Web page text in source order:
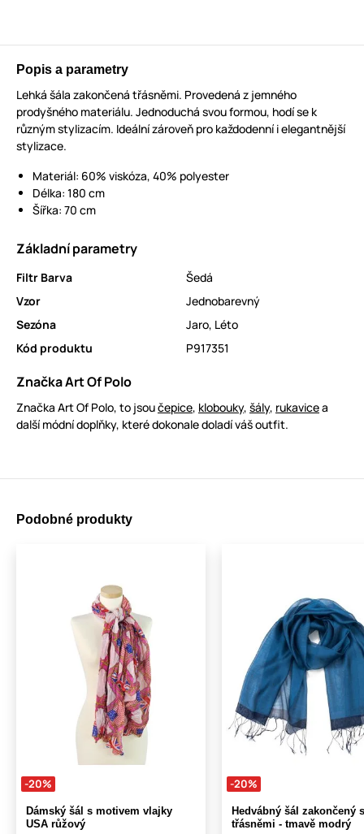
Popis a parametry
Lehká šála zakončená třásněmi. Provedená z jemného
prodyšného materiálu. Jednoduchá svou formou, hodí se k
různým stylizacím. Ideální zároveň pro každodenní i elegantnější
stylizace.
Materiál: 60% viskóza, 40% polyester
Délka: 180 cm
Šířka: 70 cm
Základní parametry
Filtr Barva
Šedá
Vzor
Jednobarevný
Sezóna
Jaro, Léto
Kód produktu
P917351
Značka Art Of Polo
Značka Art Of Polo, to jsoučepice, klobouky, šály, rukavicea
další módní doplňky, které dokonale doladí váš outfit.
Podobné produkty
-20%
Dámský šál s motivem vlajky
USA růžový
-20%
Hedvábný šál zakončený s
třásněmi - tmavě modrý